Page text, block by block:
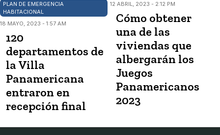
PLAN DE EMERGENCIA
HABITACIONAL
18 MAYO, 2023 - 1:57 AM
120
departamentos de
la Villa
Panamericana
entraron en
recepción final
12 ABRIL, 2023 - 2:12 PM
Cómo obtener
una de las
viviendas que
albergarán los
Juegos
Panamericanos
2023